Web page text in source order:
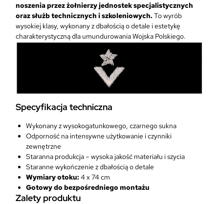
C
a
a
r
n
o
w
e
j
noszenia przez żołnierzy jednostek specjalistycznych
oraz służb technicznych i szkoleniowych. To wyrób
wysokiej klasy, wykonany z dbałością o detale i estetykę
charakterystyczną dla umundurowania Wojska Polskiego.
Specyfikacja techniczna
Wykonany z wysokogatunkowego, czarnego sukna
Odporność na intensywne użytkowanie i czynniki
zewnętrzne
Staranna produkcja – wysoka jakość materiału i szycia
Staranne wykończenie z dbałością o detale
Wymiary otoku: 4 x 74 cm
Gotowy do bezpośredniego montażu
Zalety produktu